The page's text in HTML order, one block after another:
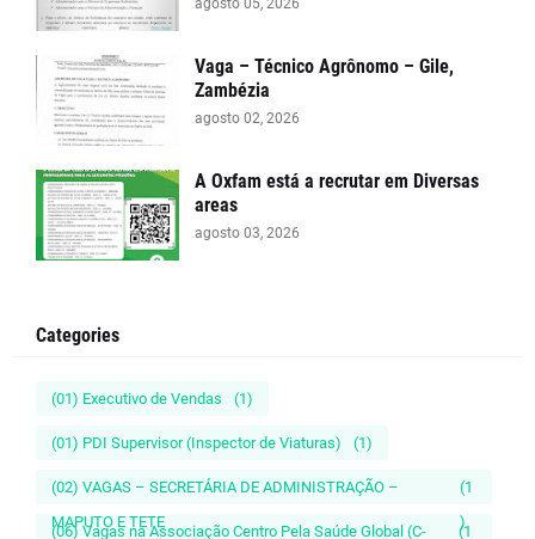
agosto 05, 2026
Vaga – Técnico Agrônomo – Gile,
Zambézia
agosto 02, 2026
A Oxfam está a recrutar em Diversas
areas
agosto 03, 2026
Categories
(01) Executivo de Vendas (1)
(01) PDI Supervisor (Inspector de Viaturas) (1)
(02) VAGAS – SECRETÁRIA DE ADMINISTRAÇÃO –
MAPUTO E TETE
(1
)
(06) Vagas na Associação Centro Pela Saúde Global (C-
(1